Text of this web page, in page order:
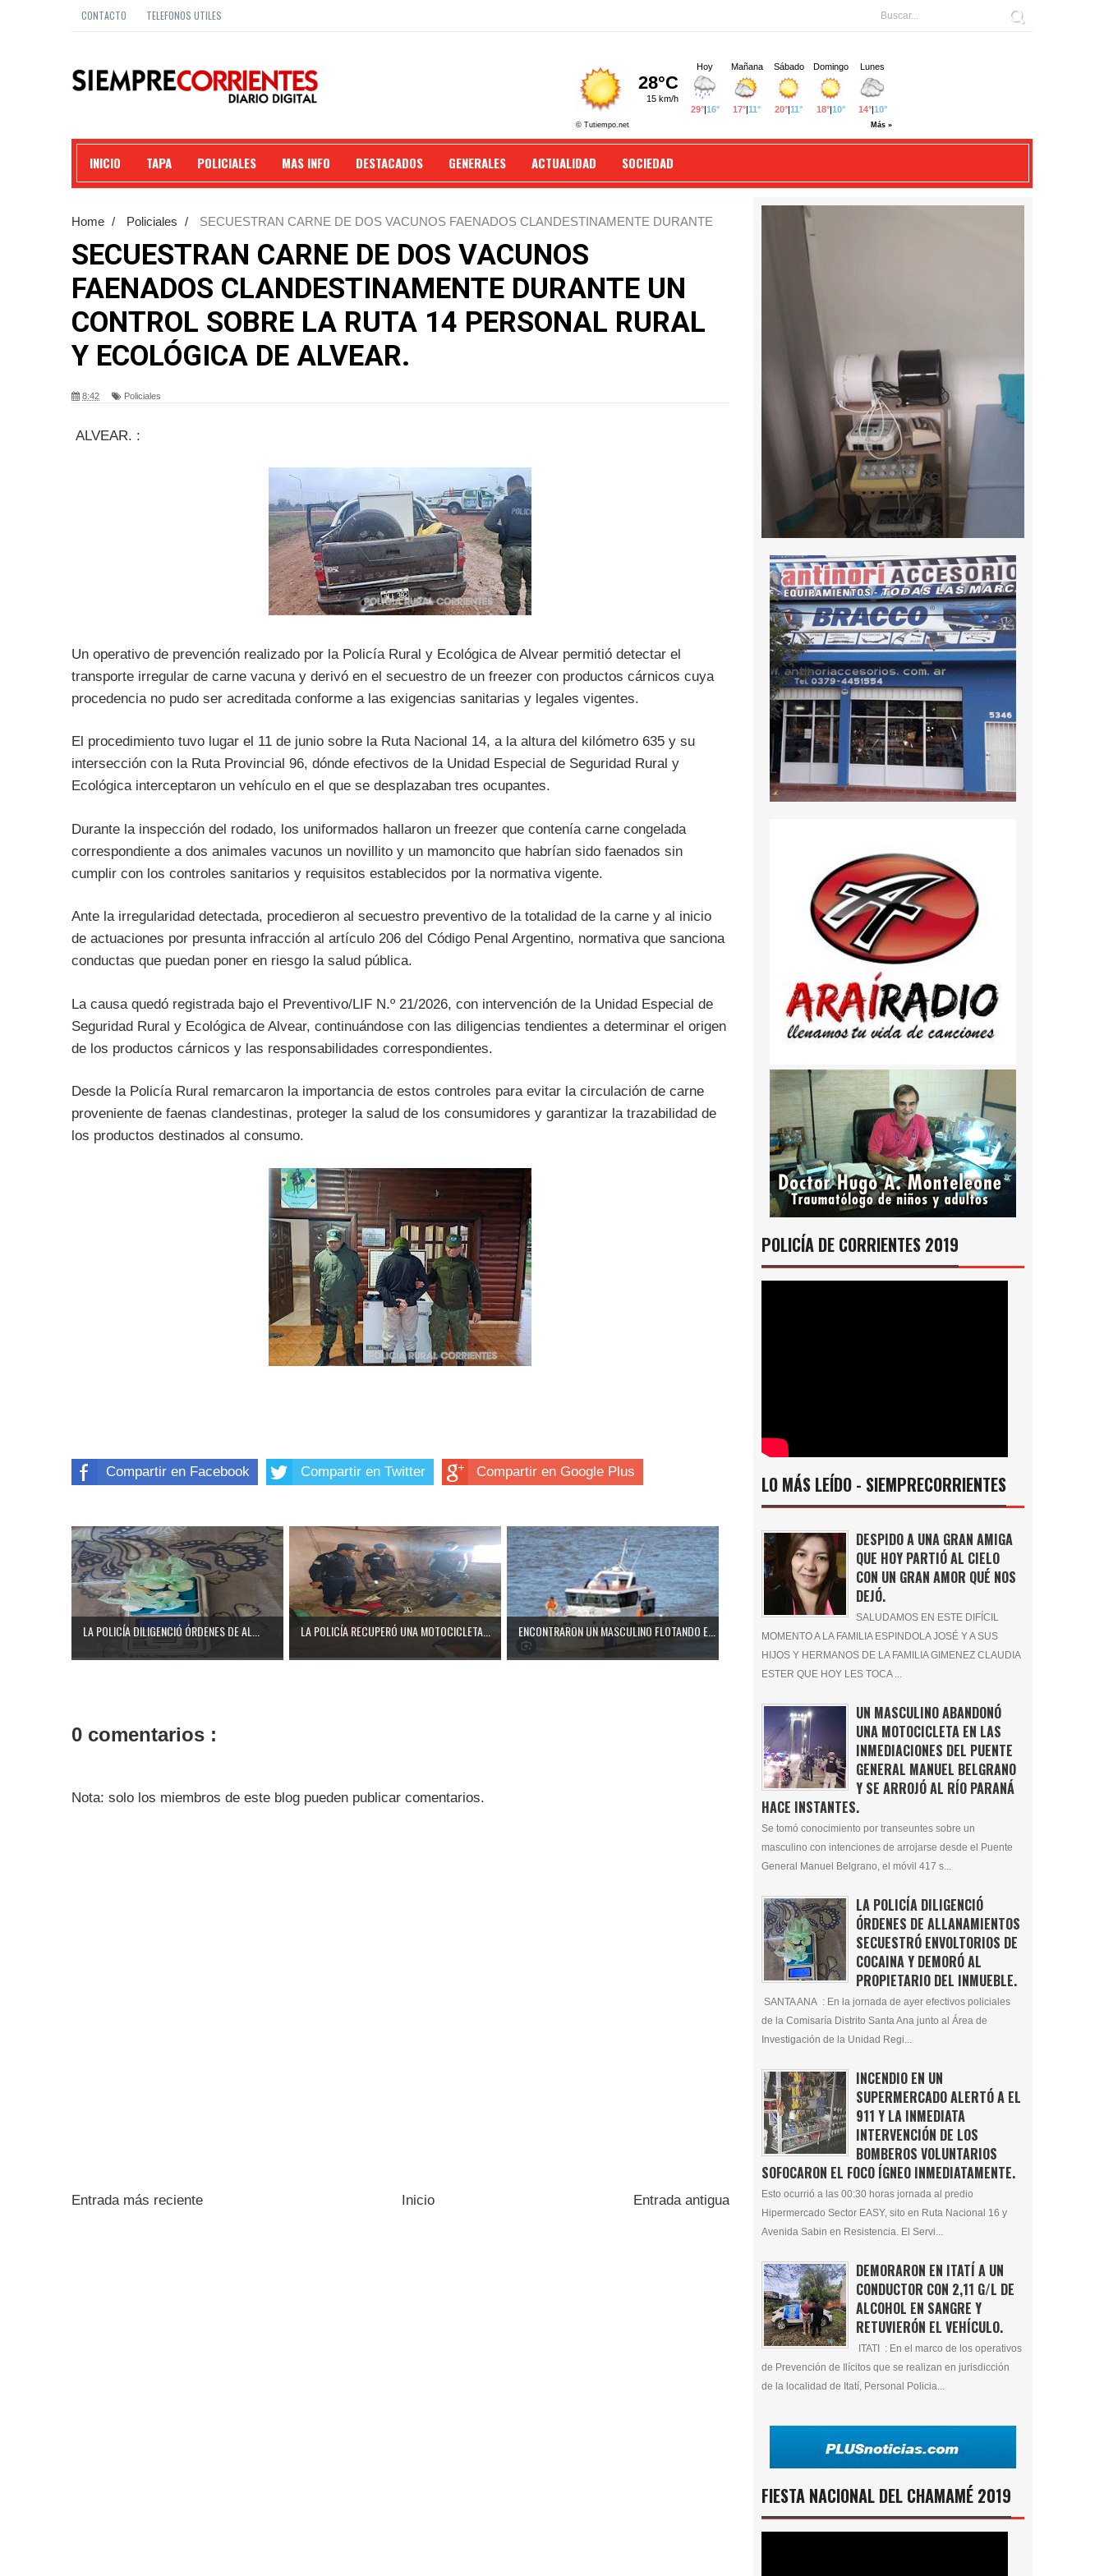
CONTACTO TELEFONOS UTILES
INICIO TAPA POLICIALES MAS INFO DESTACADOS GENERALES ACTUALIDAD SOCIEDAD
Home / Policiales /
SECUESTRAN CARNE DE DOS VACUNOS FAENADOS CLANDESTINAMENTE DURANTE
SECUESTRAN CARNE DE DOS VACUNOS
FAENADOS CLANDESTINAMENTE DURANTE UN
CONTROL SOBRE LA RUTA 14 PERSONAL RURAL
Y ECOLÓGICA DE ALVEAR.
8:42 Policiales
ALVEAR. :
Un operativo de prevención realizado por la Policía Rural y Ecológica de Alvear permitió detectar el
transporte irregular de carne vacuna y derivó en el secuestro de un freezer con productos cárnicos cuya
procedencia no pudo ser acreditada conforme a las exigencias sanitarias y legales vigentes.
El procedimiento tuvo lugar el 11 de junio sobre la Ruta Nacional 14, a la altura del kilómetro 635 y su
intersección con la Ruta Provincial 96, dónde efectivos de la Unidad Especial de Seguridad Rural y
Ecológica interceptaron un vehículo en el que se desplazaban tres ocupantes.
Durante la inspección del rodado, los uniformados hallaron un freezer que contenía carne congelada
correspondiente a dos animales vacunos un novillito y un mamoncito que habrían sido faenados sin
cumplir con los controles sanitarios y requisitos establecidos por la normativa vigente.
Ante la irregularidad detectada, procedieron al secuestro preventivo de la totalidad de la carne y al inicio
de actuaciones por presunta infracción al artículo 206 del Código Penal Argentino, normativa que sanciona
conductas que puedan poner en riesgo la salud pública.
La causa quedó registrada bajo el Preventivo/LIF N.º 21/2026, con intervención de la Unidad Especial de
Seguridad Rural y Ecológica de Alvear, continuándose con las diligencias tendientes a determinar el origen
de los productos cárnicos y las responsabilidades correspondientes.
Desde la Policía Rural remarcaron la importancia de estos controles para evitar la circulación de carne
proveniente de faenas clandestinas, proteger la salud de los consumidores y garantizar la trazabilidad de
los productos destinados al consumo.
Compartir en Facebook Compartir en Twitter Compartir en Google Plus
LA POLICÍA DILIGENCIÓ ÓRDENES DE AL... LA POLICÍA RECUPERÓ UNA MOTOCICLETA... ENCONTRARON UN MASCULINO FLOTANDO E...
0 comentarios :
Nota: solo los miembros de este blog pueden publicar comentarios.
Entrada más reciente Entrada antigua
Inicio
POLICÍA DE CORRIENTES 2019
LO MÁS LEÍDO - SIEMPRECORRIENTES
DESPIDO A UNA GRAN AMIGA
QUE HOY PARTIÓ AL CIELO
CON UN GRAN AMOR QUÉ NOS
DEJÓ.
SALUDAMOS EN ESTE DIFÍCIL
MOMENTO A LA FAMILIA ESPINDOLA JOSÉ Y A SUS
HIJOS Y HERMANOS DE LA FAMILIA GIMENEZ CLAUDIA
ESTER QUE HOY LES TOCA ...
UN MASCULINO ABANDONÓ
UNA MOTOCICLETA EN LAS
INMEDIACIONES DEL PUENTE
GENERAL MANUEL BELGRANO
Y SE ARROJÓ AL RÍO PARANÁ
HACE INSTANTES.
Se tomó conocimiento por transeuntes sobre un
masculino con intenciones de arrojarse desde el Puente
General Manuel Belgrano, el móvil 417 s...
LA POLICÍA DILIGENCIÓ
ÓRDENES DE ALLANAMIENTOS
SECUESTRÓ ENVOLTORIOS DE
COCAINA Y DEMORÓ AL
PROPIETARIO DEL INMUEBLE.
SANTA ANA : En la jornada de ayer efectivos policiales
de la Comisaría Distrito Santa Ana junto al Área de
Investigación de la Unidad Regi...
INCENDIO EN UN
SUPERMERCADO ALERTÓ A EL
911 Y LA INMEDIATA
INTERVENCIÓN DE LOS
BOMBEROS VOLUNTARIOS
SOFOCARON EL FOCO ÍGNEO INMEDIATAMENTE.
Esto ocurrió a las 00:30 horas jornada al predio
Hipermercado Sector EASY, sito en Ruta Nacional 16 y
Avenida Sabin en Resistencia. El Servi...
DEMORARON EN ITATÍ A UN
CONDUCTOR CON 2,11 G/L DE
ALCOHOL EN SANGRE Y
RETUVIERÓN EL VEHÍCULO.
ITATI : En el marco de los operativos
de Prevención de Ilícitos que se realizan en jurisdicción
de la localidad de Itatí, Personal Policia...
FIESTA NACIONAL DEL CHAMAMÉ 2019